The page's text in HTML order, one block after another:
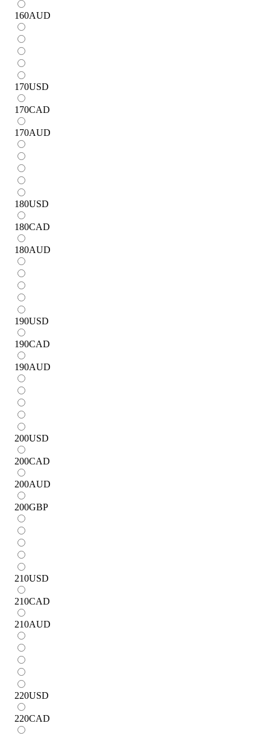
160AUD
170USD
170CAD
170AUD
180USD
180CAD
180AUD
190USD
190CAD
190AUD
200USD
200CAD
200AUD
200GBP
210USD
210CAD
210AUD
220USD
220CAD